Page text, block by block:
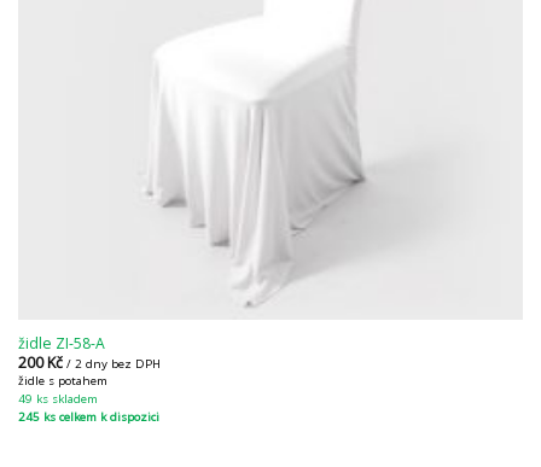
židle ZI-58-A
200Kč / 2 dny bez DPH
židle s potahem
49 ks skladem
245 ks celkem k dispozici